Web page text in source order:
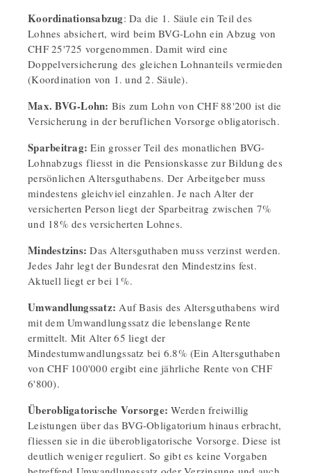
Koordinationsabzug: Da die 1. Säule ein Teil des
Lohnes absichert, wird beim BVG-Lohn ein Abzug von
CHF 25'725 vorgenommen. Damit wird eine
Doppelversicherung des gleichen Lohnanteils vermieden
(Koordination von 1. und 2. Säule).
Max. BVG-Lohn: Bis zum Lohn von CHF 88'200 ist die
Versicherung in der beruflichen Vorsorge obligatorisch.
Sparbeitrag:Ein grosser Teil des monatlichen BVG-
Lohnabzugs fliesst in die Pensionskasse zur Bildung des
persönlichen Altersguthabens. Der Arbeitgeber muss
mindestens gleichviel einzahlen. Je nach Alter der
versicherten Person liegt der Sparbeitrag zwischen 7%
und 18% des versicherten Lohnes.
Mindestzins: Das Altersguthaben muss verzinst werden.
Jedes Jahr legt der Bundesrat den Mindestzins fest.
Aktuell liegt er bei 1%.
Umwandlungssatz: Auf Basis des Altersguthabens wird
mit dem Umwandlungssatz die lebenslange Rente
ermittelt. Mit Alter 65 liegt der
Mindestumwandlungssatz bei 6.8% (Ein Altersguthaben
von CHF 100'000 ergibt eine jährliche Rente von CHF
6'800).
Überobligatorische Vorsorge:Werden freiwillig
Leistungen über das BVG-Obligatorium hinaus erbracht,
fliessen sie in die überobligatorische Vorsorge. Diese ist
deutlich weniger reguliert. So gibt es keine Vorgaben